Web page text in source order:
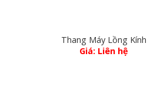
Thang Máy Lồng Kính
Giá: Liên hệ